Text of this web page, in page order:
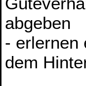
abgeben
- erlernen
dem